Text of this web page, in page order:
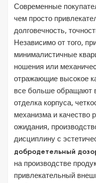
Современные
чем просто
долговечность,
Независимо от того,
минималистичные
ношения или
отражающие высокое
все больше обращают
отделка корпуса,
механизма и качество
ожидания,
дисциплину с
добродетельный
на производстве
привлекательный